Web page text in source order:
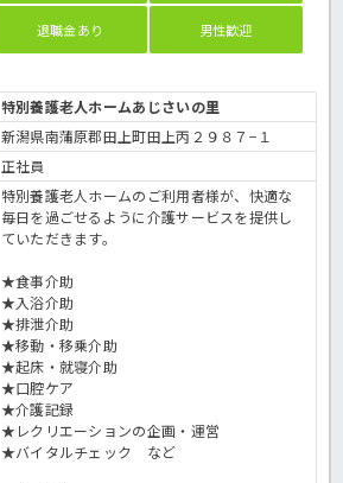
退職金あり 男性歓迎
特別養護老人ホームあじさいの里
新潟県南蒲原郡田上町田上丙２９８７−１
正社員
特別養護老人ホームのご利用者様が、快適な
毎日を過ごせるように介護サービスを提供し
ていただきます。
★食事介助
★入浴介助
★排泄介助
★移動・移乗介助
★起床・就寝介助
★口腔ケア
★介護記録
★レクリエーションの企画・運営
★バイタルチェック など